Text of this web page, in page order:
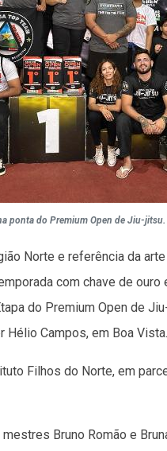
ponta do Premium Open de Jiu-
Norte e referência da
com chave de
do Premium Open de
Campos, em Boa Vista.
Filhos do Norte, em
Bruno Romão e